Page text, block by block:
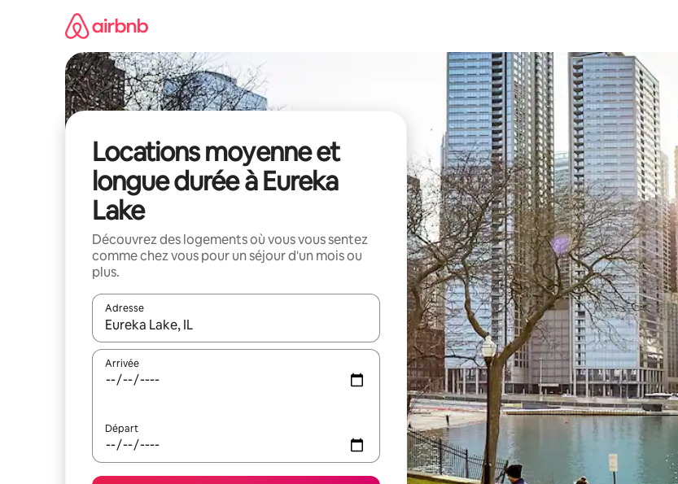
Locations moyenne et
longue durée à Eureka
Lake
Découvrez des logements où vous vous sentez
comme chez vous pour un séjour d'un mois ou
plus.
Adresse
Lorsque les résultats s'affichent, utilisez les flèches vers le haut et vers le bas pour les parcourir ou en
Arrivée
Départ